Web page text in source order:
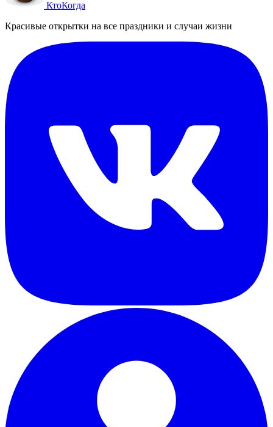
КтоКогда
Красивые открытки на все праздники и случаи жизни